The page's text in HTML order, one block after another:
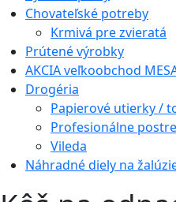
Chovateľské potreby
Krmivá pre zvieratá
Prútené výrobky
AKCIA veľkoobchod
Drogéria
Papierové utierky /
Profesionálne
Vileda
Náhradné diely na